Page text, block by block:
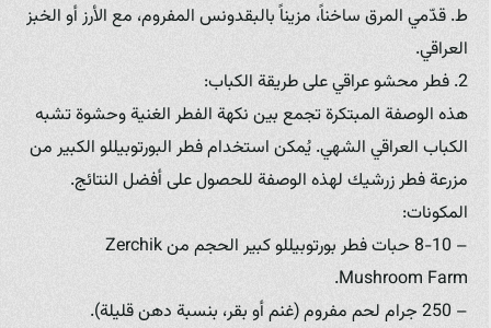
ط. قدّمي المرق ساخناً، مزيناً بالبقدونس المفروم، مع الأرز أو الخبز
العراقي.
2. فطر محشو عراقي على طريقة الكباب:
هذه الوصفة المبتكرة تجمع بين نكهة الفطر الغنية وحشوة تشبه
الكباب العراقي الشهي. يُمكن استخدام فطر البورتوبيللو الكبير من
مزرعة فطر زرشيك لهذه الوصفة للحصول على أفضل النتائج.
المكونات:
– 8-10 حبات فطر بورتوبيللو كبير الحجم من Zerchik
Mushroom Farm.
– 250 جرام لحم مفروم (غنم أو بقر، بنسبة دهن قليلة).